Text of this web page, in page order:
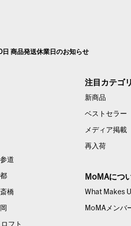
商品発送休業日のお知らせ
道
橋
フト
注目カテゴ
新商品
ベストセラー
メディア掲載
再入荷
MoMAにつ
What Makes
MoMAメンバ